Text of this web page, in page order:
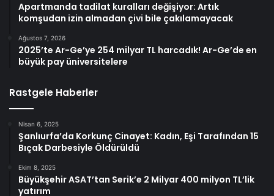
Apartmanda tadilat kuralları değişiyor: Artık
komşudan izin almadan çivi bile çakılamayacak
Ağustos 7, 2026
2025’te Ar-Ge’ye 254 milyar TL harcadık! Ar-Ge’de en
büyük pay üniversitelere
Rastgele Haberler
Nisan 6, 2025
Şanlıurfa’da Korkunç Cinayet: Kadın, Eşi Tarafından 15
Bıçak Darbesiyle Öldürüldü
Ekim 8, 2025
Büyükşehir ASAT’tan Serik’e 2 Milyar 400 milyon TL’lik
yatırım